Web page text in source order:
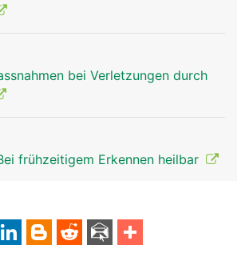
bei Verletzungen durch
frühzeitigem Erkennen heilbar